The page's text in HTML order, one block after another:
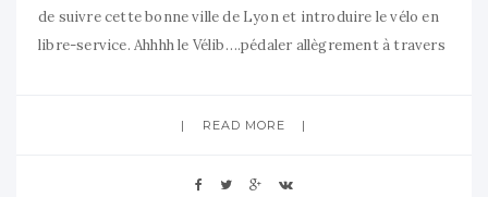
de suivre cette bonne ville de Lyon et introduire le vélo en
libre-service. Ahhhh le Vélib….pédaler allègrement à travers
READ MORE